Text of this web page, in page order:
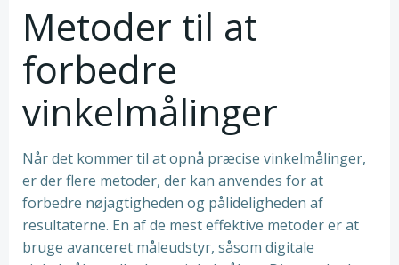
Metoder til at
forbedre
vinkelmålinger
Når det kommer til at opnå præcise vinkelmålinger,
er der flere metoder, der kan anvendes for at
forbedre nøjagtigheden og pålideligheden af
resultaterne. En af de mest effektive metoder er at
bruge avanceret måleudstyr, såsom digitale